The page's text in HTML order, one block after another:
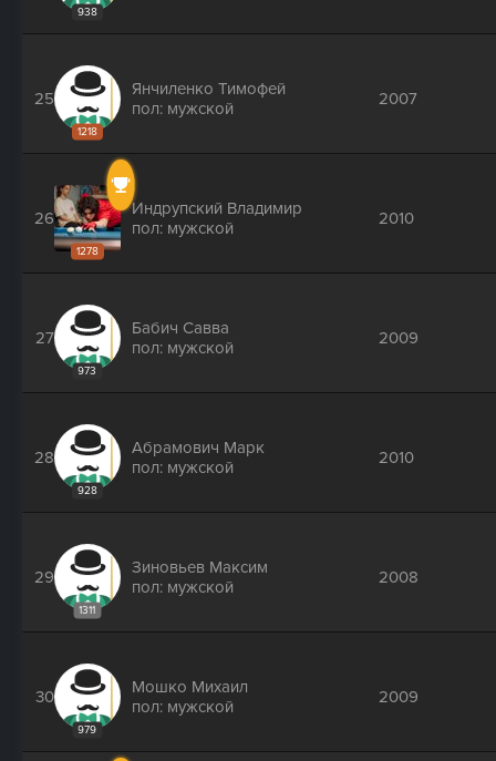
938
25
1218
Янчиленко Тимофей
пол: мужской
2007
26
1278
Индрупский Владимир
пол: мужской
2010
27
973
Бабич Савва
пол: мужской
2009
28
928
Абрамович Марк
пол: мужской
2010
29
1311
Зиновьев Максим
пол: мужской
2008
30
979
Мошко Михаил
пол: мужской
2009